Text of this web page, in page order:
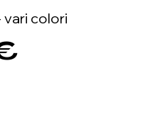
vari colori